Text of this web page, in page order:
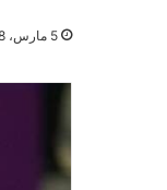
5 مارس، 2018 2:41 م